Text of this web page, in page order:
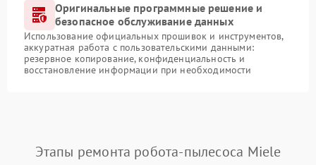
Оригинальные программные решение и
безопасное обслуживание данных
Использование официальных прошивок и инструментов,
аккуратная работа с пользовательскими данными:
резервное копирование, конфиденциальность и
восстановление информации при необходимости
Этапы ремонта робота-пылесоса Miele